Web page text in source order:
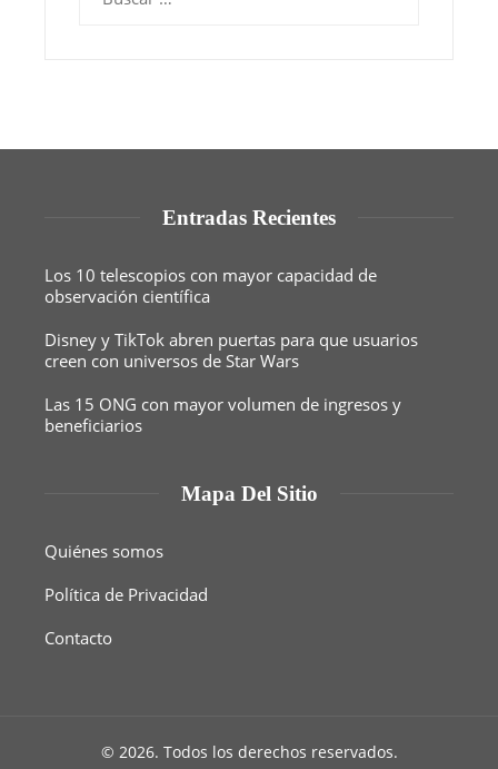
Entradas Recientes
Los 10 telescopios con mayor capacidad de
observación científica
Disney y TikTok abren puertas para que usuarios
creen con universos de Star Wars
Las 15 ONG con mayor volumen de ingresos y
beneficiarios
Mapa Del Sitio
Quiénes somos
Política de Privacidad
Contacto
© 2026. Todos los derechos reservados.